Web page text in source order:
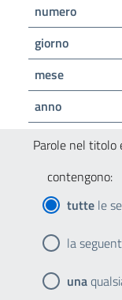
numero
giorno
mese
anno
Parole nel titolo
contengono:
tutte le
la
una